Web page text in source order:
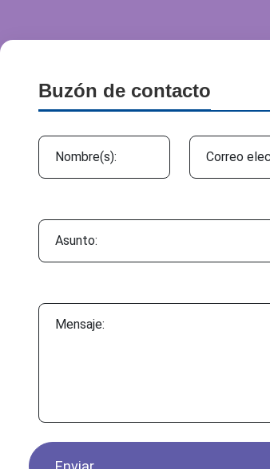
Buzón de contacto